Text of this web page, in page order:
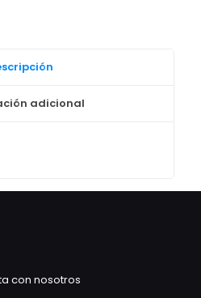
adicional
con nosotros